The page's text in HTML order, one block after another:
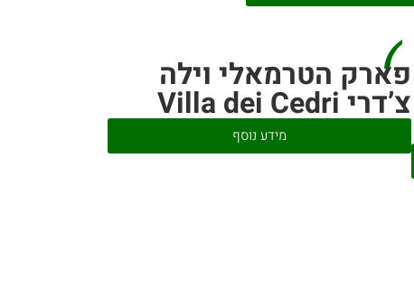
פארק הטרמאלי וילה
צ’דרי Villa dei Cedri
מידע נוסף